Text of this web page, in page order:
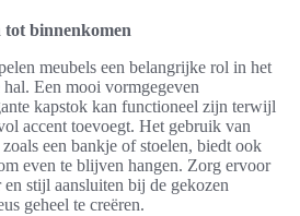
tot binnenkomen
meubels een belangrijke rol in het
Een mooi vormgegeven
kapstok kan functioneel zijn terwijl
accent toevoegt. Het gebruik van
een bankje of stoelen, biedt ook
even te blijven hangen. Zorg ervoor
stijl aansluiten bij de gekozen
geheel te creëren.